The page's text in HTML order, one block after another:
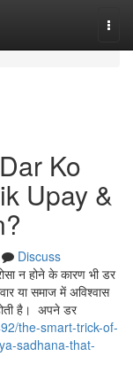
Ko
Upay &
Discuss
न होने के कारण भी डर
या समाज में अविश्वास
है। अपने डर
the-smart-trick-of-
sadhana-that-